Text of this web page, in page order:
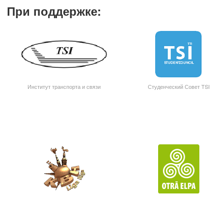
При поддержке:
Институт транспорта и связи Студенческий Совет TSI